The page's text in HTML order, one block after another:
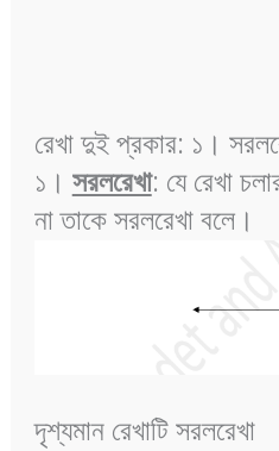
রেখা দুই প্রকার: ১।
১। সরলরেখা: যে রেখা
না তাকে সরলরেখা বলে।
দৃশ্যমান রেখাটি সরলরেখা